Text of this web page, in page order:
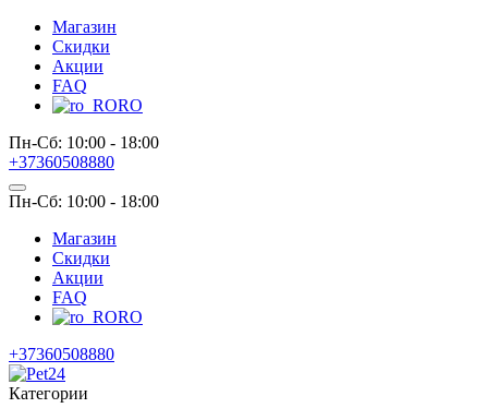
Магазин
Скидки
Акции
FAQ
RO
Пн-Сб: 10:00 - 18:00
+37360508880
Пн-Сб: 10:00 - 18:00
Магазин
Скидки
Акции
FAQ
RO
+37360508880
Категории